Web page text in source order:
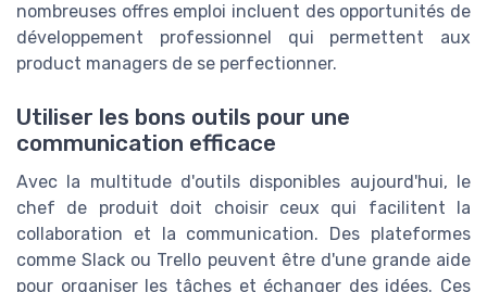
nombreuses offres emploi incluent des opportunités de
développement professionnel qui permettent aux
product managers de se perfectionner.
Utiliser les bons outils pour une
communication efficace
Avec la multitude d'outils disponibles aujourd'hui, le
chef de produit doit choisir ceux qui facilitent la
collaboration et la communication. Des plateformes
comme Slack ou Trello peuvent être d'une grande aide
pour organiser les tâches et échanger des idées. Ces